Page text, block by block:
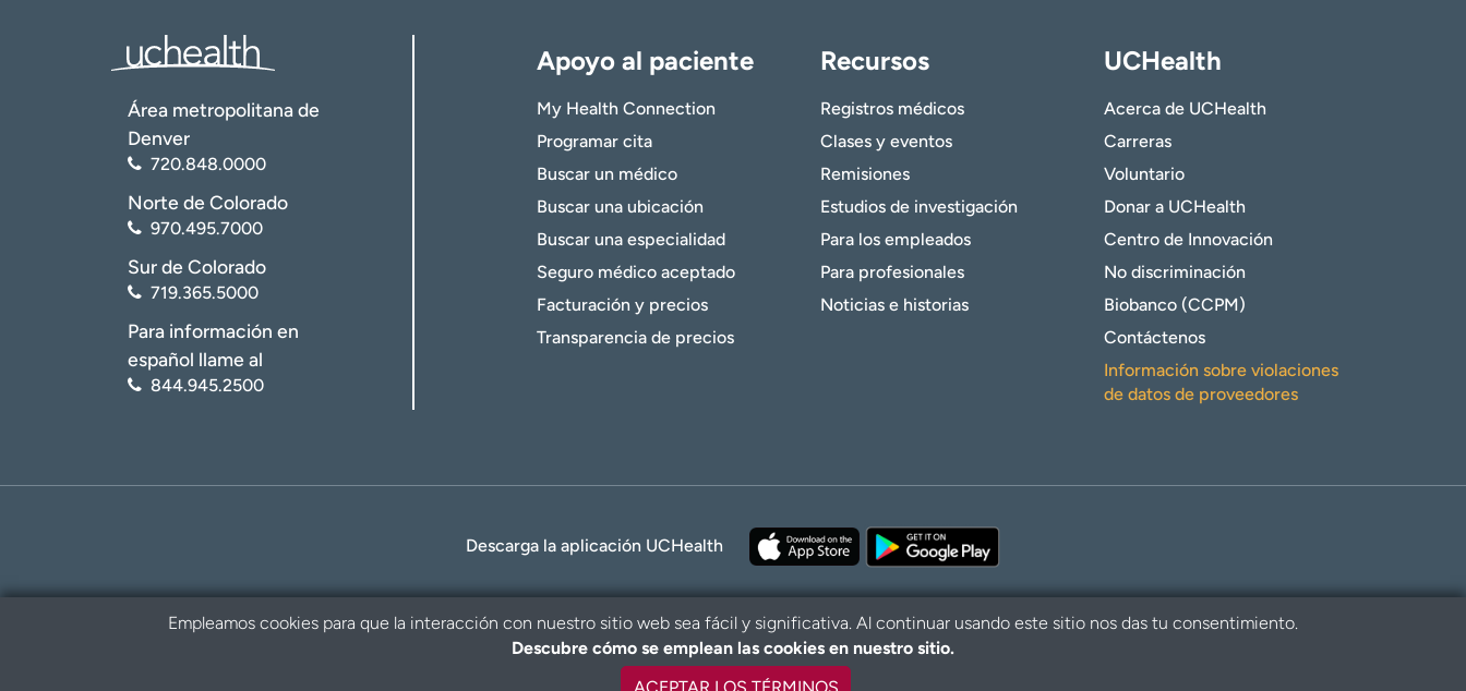
Área metropolitana de
Denver
720.848.0000
Norte de Colorado
970.495.7000
Sur de Colorado
719.365.5000
Para información en
español llame al
844.945.2500
Apoyo al paciente
My Health Connection
Programar cita
Buscar un médico
Buscar una ubicación
Buscar una especialidad
Seguro médico aceptado
Facturación y precios
Transparencia de precios
Recursos
Registros médicos
Clases y eventos
Remisiones
Estudios de investigación
Para los empleados
Para profesionales
Noticias e historias
UCHealth
Acerca de UCHealth
Carreras
Voluntario
Donar a UCHealth
Centro de Innovación
No discriminación
Biobanco (CCPM)
Contáctenos
Información sobre violaciones
de datos de proveedores
Descarga la aplicación UCHealth
Empleamos cookies para que la interacción con nuestro sitio web sea fácil y significativa. Al continuar usando este sitio nos das tu consentimiento.
Descubre cómo se emplean las cookies en nuestro sitio.